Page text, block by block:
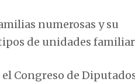
numerosas y su
de unidades
Congreso de